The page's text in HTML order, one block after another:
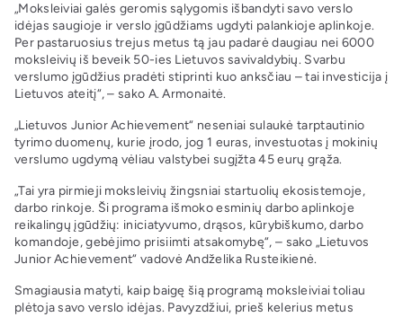
„Moksleiviai galės geromis sąlygomis išbandyti savo verslo
idėjas saugioje ir verslo įgūdžiams ugdyti palankioje aplinkoje.
Per pastaruosius trejus metus tą jau padarė daugiau nei 6000
moksleivių iš beveik 50-ies Lietuvos savivaldybių. Svarbu
verslumo įgūdžius pradėti stiprinti kuo anksčiau – tai investicija į
Lietuvos ateitį“, – sako A. Armonaitė.
„Lietuvos Junior Achievement“ neseniai sulaukė tarptautinio
tyrimo duomenų, kurie įrodo, jog 1 euras, investuotas į mokinių
verslumo ugdymą vėliau valstybei sugįžta 45 eurų grąža.
„Tai yra pirmieji moksleivių žingsniai startuolių ekosistemoje,
darbo rinkoje. Ši programa išmoko esminių darbo aplinkoje
reikalingų įgūdžių: iniciatyvumo, drąsos, kūrybiškumo, darbo
komandoje, gebėjimo prisiimti atsakomybę“, – sako „Lietuvos
Junior Achievement“ vadovė Andželika Rusteikienė.
Smagiausia matyti, kaip baigę šią programą moksleiviai toliau
plėtoja savo verslo idėjas. Pavyzdžiui, prieš kelerius metus